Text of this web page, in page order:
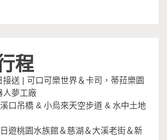
程
送 | 可口可樂世界＆卡司，蒂菈樂園
人夢工廠
口吊橋 & 小烏來天空步道 & 水中土地
遊桃園水族館＆慈湖＆大溪老街＆新